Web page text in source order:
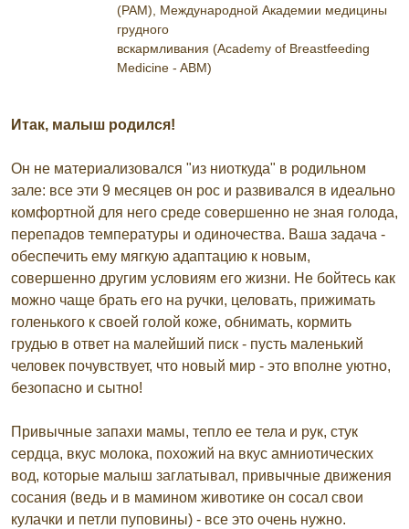
(РАМ), Международной Академии медицины
грудного
вскармливания (Academy of Breastfeeding
Medicine - ABM)
Итак, малыш родился!
Он не материализовался "из ниоткуда" в родильном
зале: все эти 9 месяцев он рос и развивался в идеально
комфортной для него среде совершенно не зная голода,
перепадов температуры и одиночества. Ваша задача -
обеспечить ему мягкую адаптацию к новым,
совершенно другим условиям его жизни. Не бойтесь как
можно чаще брать его на ручки, целовать, прижимать
голенького к своей голой коже, обнимать, кормить
грудью в ответ на малейший писк - пусть маленький
человек почувствует, что новый мир - это вполне уютно,
безопасно и сытно!
Привычные запахи мамы, тепло ее тела и рук, стук
сердца, вкус молока, похожий на вкус амниотических
вод, которые малыш заглатывал, привычные движения
сосания (ведь и в мамином животике он сосал свои
кулачки и петли пуповины) - все это очень нужно.